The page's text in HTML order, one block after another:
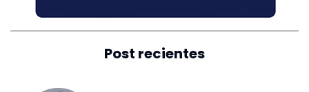
Post recientes